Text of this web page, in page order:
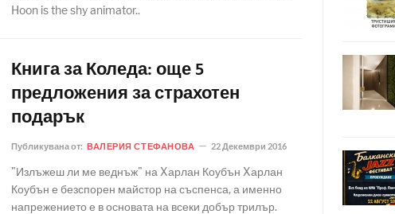
Hoon is the shy animator..
Книга за Коледа: още 5
предложения за страхотен
подарък
Публикувана от: ВАЛЕРИЯ СТЕФАНОВА 22 Декември 2016
"Излъжеш ли ме веднъж" на Xарлан Коубън Xарлан
Коубън е безспорен майстор на съспенса, а именно
напрежението е в основата на всеки добър трилър.